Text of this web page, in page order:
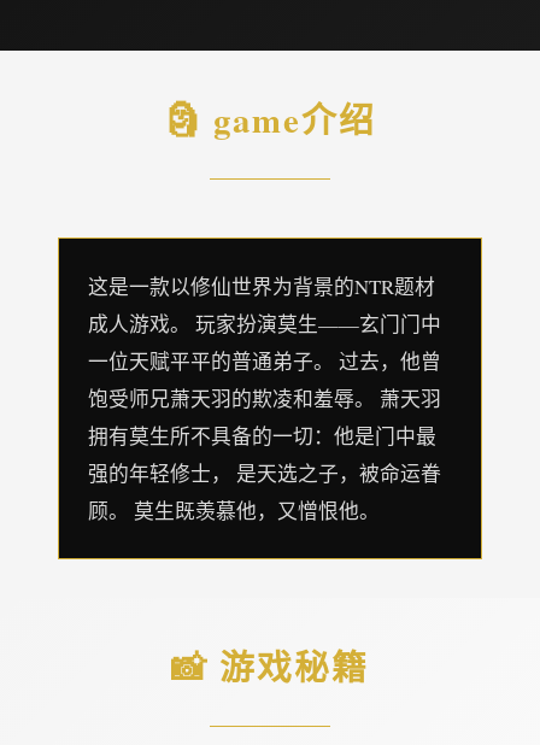
🗿 game介绍
这是一款以修仙世界为背景的NTR题材
成人游戏。 玩家扮演莫生——玄门门中
一位天赋平平的普通弟子。 过去，他曾
饱受师兄萧天羽的欺凌和羞辱。 萧天羽
拥有莫生所不具备的一切：他是门中最
强的年轻修士， 是天选之子，被命运眷
顾。 莫生既羡慕他，又憎恨他。
📸 游戏秘籍